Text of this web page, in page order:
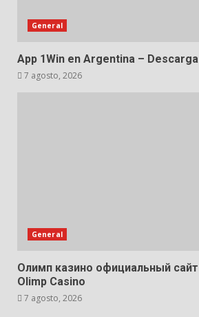
General
App 1Win en Argentina –
7 agosto, 2026
General
Олимп казино официальный сайт
Olimp Casino
7 agosto, 2026